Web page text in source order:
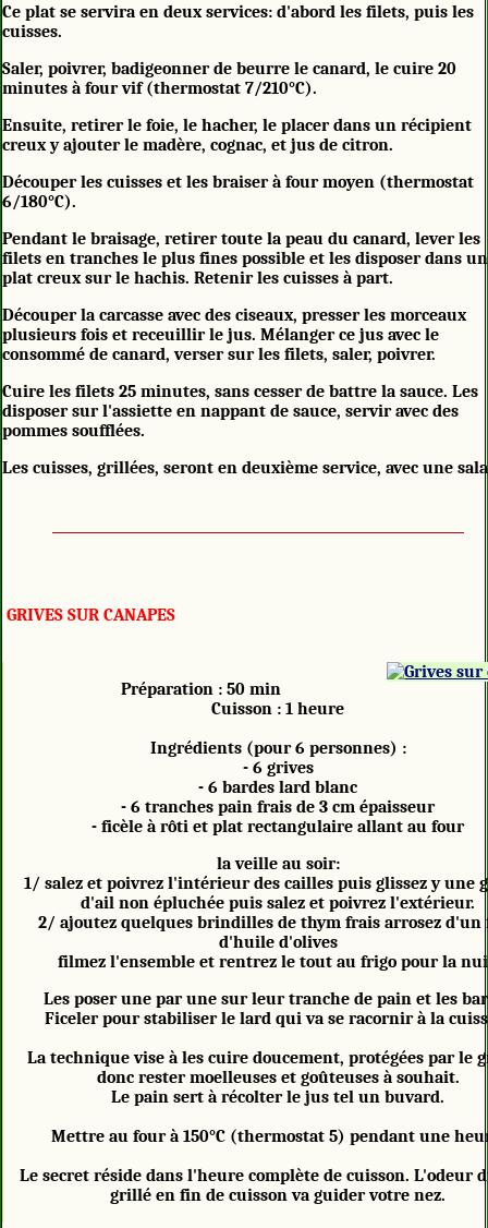
Ce plat se servira en deux services: d'abord les filets, puis les
cuisses.
Saler, poivrer, badigeonner de beurre le canard, le cuire 20
minutes à four vif (thermostat 7/210°C).
Ensuite, retirer le foie, le hacher, le placer dans un récipient
creux y ajouter le madère, cognac, et jus de citron.
Découper les cuisses et les braiser à four moyen (thermostat
6/180°C).
Pendant le braisage, retirer toute la peau du canard, lever les
filets en tranches le plus fines possible et les disposer dans un
plat creux sur le hachis. Retenir les cuisses à part.
Découper la carcasse avec des ciseaux, presser les morceaux
plusieurs fois et receuillir le jus. Mélanger ce jus avec le
consommé de canard, verser sur les filets, saler, poivrer.
Cuire les filets 25 minutes, sans cesser de battre la sauce. Les
disposer sur l'assiette en nappant de sauce, servir avec des
pommes soufflées.
Les cuisses, grillées, seront en deuxième service, avec une
GRIVES SUR CANAPES
Préparation : 50 min
Cuisson : 1 heure
Ingrédients (pour 6 personnes) :
- 6 grives
- 6 bardes lard blanc
- 6 tranches pain frais de 3 cm épaisseur
- ficèle à rôti et plat rectangulaire allant au four
la veille au soir:
1/ salez et poivrez l'intérieur des cailles puis glissez y une
d'ail non épluchée puis salez et poivrez l'extérieur.
2/ ajoutez quelques brindilles de thym frais arrosez
d'huile d'olives
filmez l'ensemble et rentrez le tout au frigo pour la
Les poser une par une sur leur tranche de pain et les
Ficeler pour stabiliser le lard qui va se racornir à la
La technique vise à les cuire doucement, protégées par le
donc rester moelleuses et goûteuses à souhait.
Le pain sert à récolter le jus tel un buvard.
Mettre au four à 150°C (thermostat 5) pendant une
Le secret réside dans l'heure complète de cuisson. L'odeur
grillé en fin de cuisson va guider votre nez.